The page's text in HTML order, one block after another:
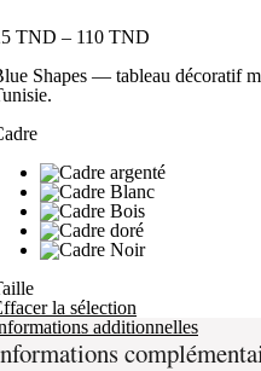
TND – 110 TND
Shapes — tableau décoratif
la sélection
additionnelles